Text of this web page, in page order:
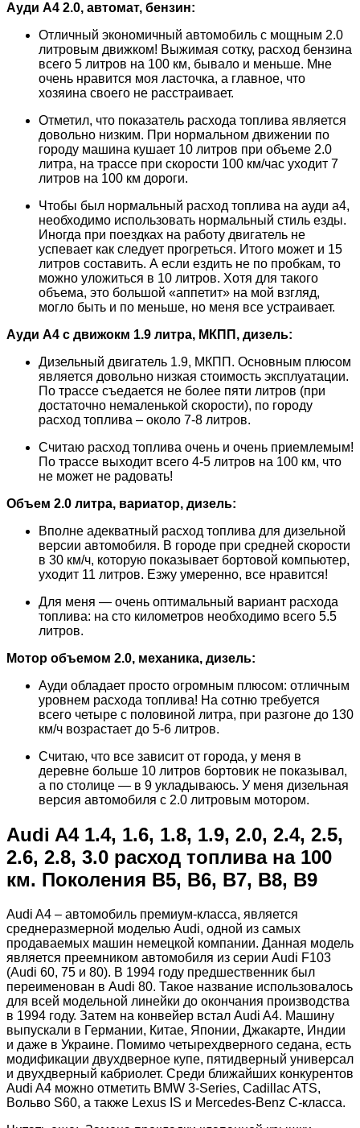
Ауди А4 2.0, автомат, бензин:
Отличный экономичный автомобиль с мощным 2.0
литровым движком! Выжимая сотку, расход бензина
всего 5 литров на 100 км, бывало и меньше. Мне
очень нравится моя ласточка, а главное, что
хозяина своего не расстраивает.
Отметил, что показатель расхода топлива является
довольно низким. При нормальном движении по
городу машина кушает 10 литров при объеме 2.0
литра, на трассе при скорости 100 км/час уходит 7
литров на 100 км дороги.
Чтобы был нормальный расход топлива на ауди а4,
необходимо использовать нормальный стиль езды.
Иногда при поездках на работу двигатель не
успевает как следует прогреться. Итого может и 15
литров составить. А если ездить не по пробкам, то
можно уложиться в 10 литров. Хотя для такого
объема, это большой «аппетит» на мой взгляд,
могло быть и по меньше, но меня все устраивает.
Ауди А4 с движокм 1.9 литра, МКПП, дизель:
Дизельный двигатель 1.9, МКПП. Основным плюсом
является довольно низкая стоимость эксплуатации.
По трассе съедается не более пяти литров (при
достаточно немаленькой скорости), по городу
расход топлива – около 7-8 литров.
Считаю расход топлива очень и очень приемлемым!
По трассе выходит всего 4-5 литров на 100 км, что
не может не радовать!
Объем 2.0 литра, вариатор, дизель:
Вполне адекватный расход топлива для дизельной
версии автомобиля. В городе при средней скорости
в 30 км/ч, которую показывает бортовой компьютер,
уходит 11 литров. Езжу умеренно, все нравится!
Для меня — очень оптимальный вариант расхода
топлива: на сто километров необходимо всего 5.5
литров.
Мотор объемом 2.0, механика, дизель:
Ауди обладает просто огромным плюсом: отличным
уровнем расхода топлива! На сотню требуется
всего четыре с половиной литра, при разгоне до 130
км/ч возрастает до 5-6 литров.
Считаю, что все зависит от города, у меня в
деревне больше 10 литров бортовик не показывал,
а по столице — в 9 укладываюсь. У меня дизельная
версия автомобиля с 2.0 литровым мотором.
Audi A4 1.4, 1.6, 1.8, 1.9, 2.0, 2.4, 2.5,
2.6, 2.8, 3.0 расход топлива на 100
км. Поколения B5, B6, B7, B8, B9
Audi A4 – автомобиль премиум-класса, является
среднеразмерной моделью Audi, одной из самых
продаваемых машин немецкой компании. Данная модель
является преемником автомобиля из серии Audi F103
(Audi 60, 75 и 80). В 1994 году предшественник был
переименован в Audi 80. Такое название использовалось
для всей модельной линейки до окончания производства
в 1994 году. Затем на конвейер встал Audi A4. Машину
выпускали в Германии, Китае, Японии, Джакарте, Индии
и даже в Украине. Помимо четырехдверного седана, есть
модификации двухдверное купе, пятидверный универсал
и двухдверный кабриолет. Среди ближайших конкурентов
Audi A4 можно отметить BMW 3-Series, Cadillac ATS,
Вольво S60, а также Lexus IS и Mercedes-Benz C-класса.